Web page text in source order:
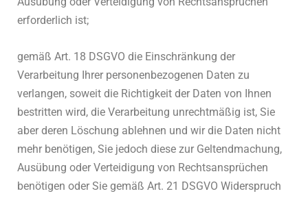
erforderlich ist;
gemäß Art. 18 DSGVO die Einschränkung der
Verarbeitung Ihrer personenbezogenen Daten zu
verlangen, soweit die Richtigkeit der Daten von Ihnen
bestritten wird, die Verarbeitung unrechtmäßig ist, Sie
aber deren Löschung ablehnen und wir die Daten nicht
mehr benötigen, Sie jedoch diese zur Geltendmachung,
Ausübung oder Verteidigung von Rechtsansprüchen
benötigen oder Sie gemäß Art. 21 DSGVO Widerspruch